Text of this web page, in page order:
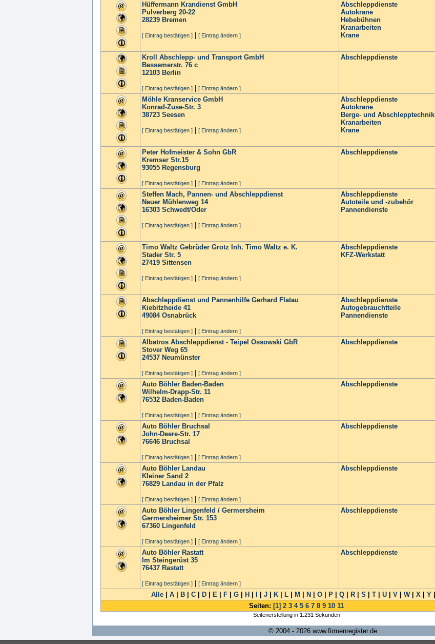
Hüffermann Krandienst GmbH
Pulverberg 20-22
28239 Bremen
[ Eintrag bestätigen ] [ Eintrag ändern ]
Abschleppdienste
Autokrane
Hebebühnen
Kranarbeiten
Krane
Kroll Abschlepp- und Transport GmbH
Bessemerstr. 76 c
12103 Berlin
[ Eintrag bestätigen ] [ Eintrag ändern ]
Abschleppdienste
Möhle Kranservice GmbH
Konrad-Zuse-Str. 3
38723 Seesen
[ Eintrag bestätigen ] [ Eintrag ändern ]
Abschleppdienste
Autokrane
Berge- und Abschlepptechnik
Kranarbeiten
Krane
Peter Hofmeister & Sohn GbR
Kremser Str.15
93055 Regensburg
[ Eintrag bestätigen ] [ Eintrag ändern ]
Abschleppdienste
Steffen Mach, Pannen- und Abschleppdienst
Neuer Mühlenweg 14
16303 Schwedt/Oder
[ Eintrag bestätigen ] [ Eintrag ändern ]
Abschleppdienste
Autoteile und -zubehör
Pannendienste
Timo Waltz Gebrüder Grotz Inh. Timo Waltz e. K.
Stader Str. 5
27419 Sittensen
[ Eintrag bestätigen ] [ Eintrag ändern ]
Abschleppdienste
KFZ-Werkstatt
Abschleppdienst und Pannenhilfe Gerhard Flatau
Kiebitzheide 41
49084 Osnabrück
[ Eintrag bestätigen ] [ Eintrag ändern ]
Abschleppdienste
Autogebrauchtteile
Pannendienste
Albatros Abschleppdienst - Teipel Ossowski GbR
Stover Weg 65
24537 Neumünster
[ Eintrag bestätigen ] [ Eintrag ändern ]
Abschleppdienste
Auto Böhler Baden-Baden
Wilhelm-Drapp-Str. 11
76532 Baden-Baden
[ Eintrag bestätigen ] [ Eintrag ändern ]
Abschleppdienste
Auto Böhler Bruchsal
John-Deere-Str. 17
76646 Bruchsal
[ Eintrag bestätigen ] [ Eintrag ändern ]
Abschleppdienste
Auto Böhler Landau
Kleiner Sand 2
76829 Landau in der Pfalz
[ Eintrag bestätigen ] [ Eintrag ändern ]
Abschleppdienste
Auto Böhler Lingenfeld / Germersheim
Germersheimer Str. 153
67360 Lingenfeld
[ Eintrag bestätigen ] [ Eintrag ändern ]
Abschleppdienste
Auto Böhler Rastatt
Im Steingerüst 35
76437 Rastatt
[ Eintrag bestätigen ] [ Eintrag ändern ]
Abschleppdienste
Alle A B C D E F G H J K L M N O P Q R S T U V W| X Y
Seiten: [1] 2 3 4 5 6 7 8 9 10 11
Seitenerstellung in 1.231 Sekunden
© 2004 - 2026 www.firmenregister.de